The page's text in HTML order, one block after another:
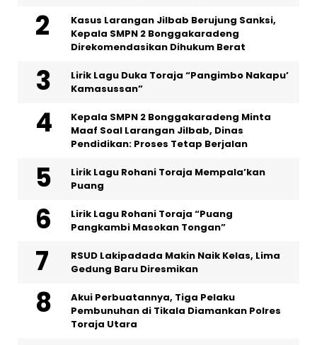
Kasus Larangan Jilbab Berujung Sanksi,
Kepala SMPN 2 Bonggakaradeng
Direkomendasikan Dihukum Berat
Lirik Lagu Duka Toraja “Pangimbo Nakapu’
Kamasussan”
Kepala SMPN 2 Bonggakaradeng Minta
Maaf Soal Larangan Jilbab, Dinas
Pendidikan: Proses Tetap Berjalan
Lirik Lagu Rohani Toraja Mempala’kan
Puang
Lirik Lagu Rohani Toraja “Puang
Pangkambi Masokan Tongan”
RSUD Lakipadada Makin Naik Kelas, Lima
Gedung Baru Diresmikan
Akui Perbuatannya, Tiga Pelaku
Pembunuhan di Tikala Diamankan Polres
Toraja Utara